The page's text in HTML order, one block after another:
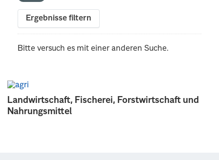
Landwirtschaft, Fischerei, Forstwirtschaft und
Nahrungsmittel
Ergebnisse filtern
Bitte versuch es mit einer anderen Suche.